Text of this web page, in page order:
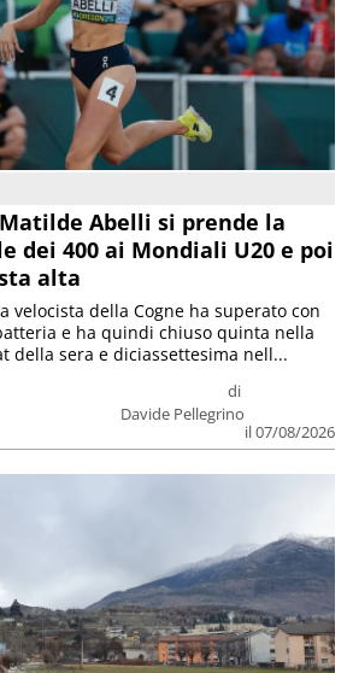
Abelli si prende la
dei 400 ai Mondiali U20 e poi
alta
di
Davide Pellegrino
il 07/08/2026
velocista della Cogne ha superato con
e ha quindi chiuso quinta nella
della sera e diciassettesima nell...